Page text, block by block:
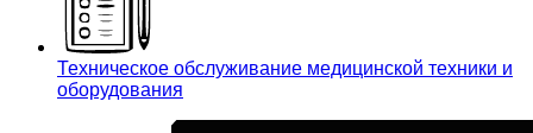
Техническое обслуживание медицинской техники и
оборудования